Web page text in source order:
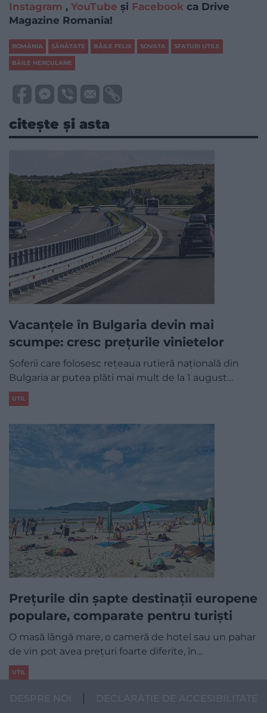
Instagram , YouTube și Facebook ca Drive
Magazine Romania!
ROMÂNIA SĂNĂTATE BĂILE FELIX SOVATA SFATURI UTILE
BĂILE HERCULANE
citește și asta
Vacanțele în Bulgaria devin mai
scumpe: cresc prețurile vinietelor
Șoferii care folosesc rețeaua rutieră națională din
Bulgaria ar putea plăti mai mult de la 1 august…
UTIL
Prețurile din șapte destinații europene
populare, comparate pentru turiști
O masă lângă mare, o cameră de hotel sau un pahar
de vin pot avea prețuri foarte diferite, în…
UTIL